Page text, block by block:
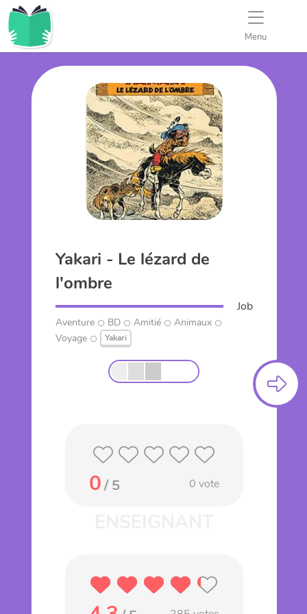
Menu
Yakari - Le lézard de
l'ombre
Job
Aventure BD Amitié
Animaux
Voyage
Yakari
0/ 5 0 vote